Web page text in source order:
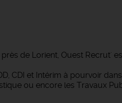
de Lorient, Ouest Recrut'
CDI et Intérim à pourvoir
ou encore les Travaux